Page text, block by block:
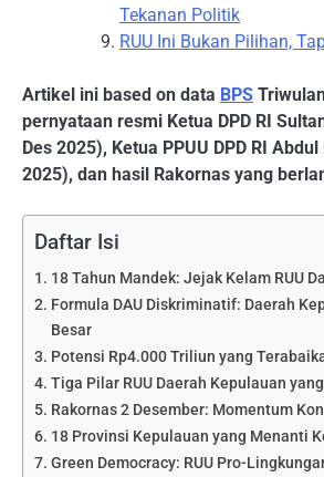
Tekanan Politik
RUU Ini Bukan Pilihan,
Artikel ini based on data BPS
pernyataan resmi Ketua DPD RI
Des 2025), Ketua PPUU DPD RI
2025), dan hasil Rakornas yang
Daftar Isi
18 Tahun Mandek: Jejak Kelam RUU
Formula DAU Diskriminatif: Daerah
Besar
Potensi Rp4.000 Triliun yang
Tiga Pilar RUU Daerah Kepulauan
Rakornas 2 Desember: Momentum
18 Provinsi Kepulauan yang Menanti
Green Democracy: RUU Pro-